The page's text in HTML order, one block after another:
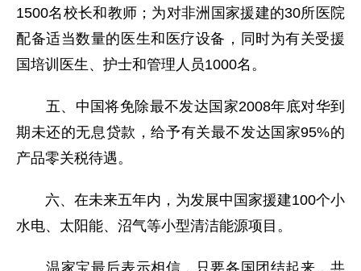
1500名校长和教师；为对非洲国家援建的30所医院
配备适当数量的医生和医疗设备，同时为有关受援
国培训医生、护士和管理人员1000名。
五、中国将免除最不发达国家2008年底对华到
期未还的无息贷款，给予有关最不发达国家95%的
产品零关税待遇。
六、在未来五年内，为发展中国家援建100个小
水电、太阳能、沼气等小型清洁能源项目。
温家宝最后表示相信，只要各国团结起来，共